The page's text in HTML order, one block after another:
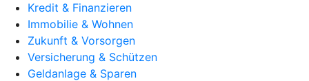
Kredit & Finanzieren
Immobilie & Wohnen
Zukunft & Vorsorgen
Versicherung & Schützen
Geldanlage & Sparen